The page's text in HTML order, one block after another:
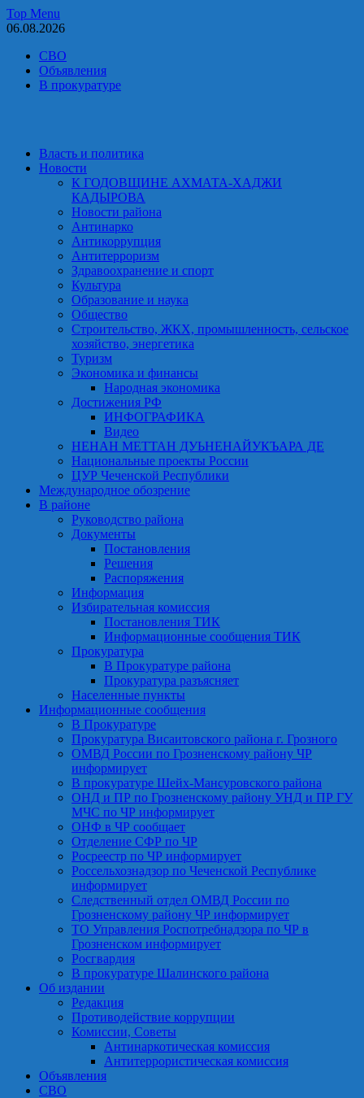
Skip
to
Top Menu
06.08.2026
СВО
Объявления
В прокуратуре
Власть и политика
Новости
К ГОДОВЩИНЕ АХМАТА-ХАДЖИ
КАДЫРОВА
Новости района
Антинарко
Антикоррупция
Антитерроризм
Здравоохранение и спорт
Культура
Образование и наука
Общество
Строительство, ЖКХ, промышленность, сельское
хозяйство, энергетика
Туризм
Экономика и финансы
Народная экономика
Достижения РФ
ИНФОГРАФИКА
Видео
НЕНАН МЕТТАН ДУЬНЕНАЙУКЪАРА ДЕ
Национальные проекты России
ЦУР Чеченской Республики
Международное обозрение
В районе
Руководство района
Документы
Постановления
Решения
Распоряжения
Информация
Избирательная комиссия
Постановления ТИК
Информационные сообщения ТИК
Прокуратура
В Прокуратуре района
Прокуратура разъясняет
Населенные пункты
Информационные сообщения
В Прокуратуре
Прокуратура Висаитовского района г. Грозного
ОМВД России по Грозненскому району ЧР
информирует
В прокуратуре Шейх-Мансуровского района
ОНД и ПР по Грозненскому району УНД и ПР ГУ
МЧС по ЧР информирует
ОНФ в ЧР сообщает
Отделение СФР по ЧР
Росреестр по ЧР информирует
Россельхознадзор по Чеченской Республике
информирует
Следственный отдел ОМВД России по
Грозненскому району ЧР информирует
ТО Управления Роспотребнадзора по ЧР в
Грозненском информирует
Росгвардия
В прокуратуре Шалинского района
Об издании
Редакция
Противодействие коррупции
Комиссии, Советы
Антинаркотическая комиссия
Антитеррористическая комиссия
Объявления
СВО